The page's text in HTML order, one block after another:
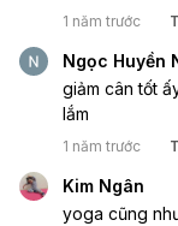
1 năm trước
Ngọc Huyền
giảm cân tốt
lắm
1 năm trước
Kim Ngân
yoga cũng